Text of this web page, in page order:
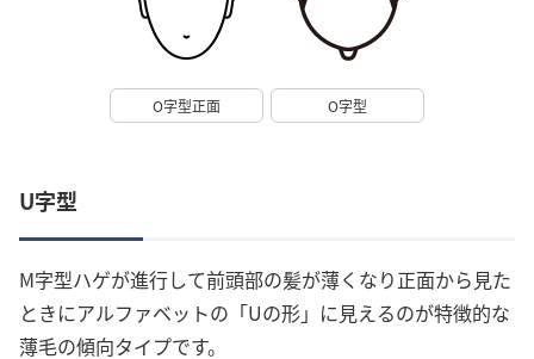
O字型正面 O字型
U字型
M字型ハゲが進行して前頭部の髪が薄くなり正面から見た
ときにアルファベットの「Uの形」に見えるのが特徴的な
薄毛の傾向タイプです。